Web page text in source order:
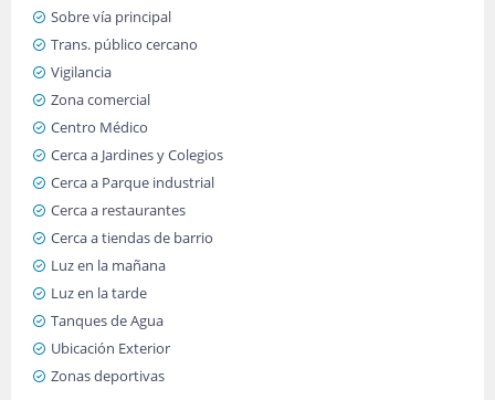
Sobre vía principal
Trans. público cercano
Vigilancia
Zona comercial
Centro Médico
Cerca a Jardines y Colegios
Cerca a Parque industrial
Cerca a restaurantes
Cerca a tiendas de barrio
Luz en la mañana
Luz en la tarde
Tanques de Agua
Ubicación Exterior
Zonas deportivas